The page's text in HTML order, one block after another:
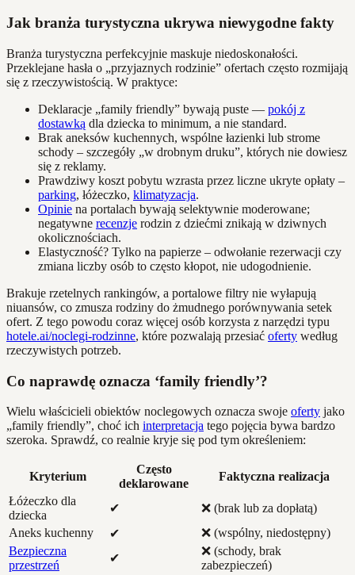
Jak branża turystyczna ukrywa niewygodne fakty
Branża turystyczna perfekcyjnie maskuje niedoskonałości.
Przeklejane hasła o „przyjaznych rodzinie” ofertach często rozmijają
się z rzeczywistością. W praktyce:
Deklaracje „family friendly” bywają puste — pokój z
dostawką dla dziecka to minimum, a nie standard.
Brak aneksów kuchennych, wspólne łazienki lub strome
schody – szczegóły „w drobnym druku”, których nie dowiesz
się z reklamy.
Prawdziwy koszt pobytu wzrasta przez liczne ukryte opłaty –
parking, łóżeczko, klimatyzacja.
Opinie na portalach bywają selektywnie moderowane;
negatywne recenzje rodzin z dziećmi znikają w dziwnych
okolicznościach.
Elastyczność? Tylko na papierze – odwołanie rezerwacji czy
zmiana liczby osób to często kłopot, nie udogodnienie.
Brakuje rzetelnych rankingów, a portalowe filtry nie wyłapują
niuansów, co zmusza rodziny do żmudnego porównywania setek
ofert. Z tego powodu coraz więcej osób korzysta z narzędzi typu
hotele.ai/noclegi-rodzinne, które pozwalają przesiać oferty według
rzeczywistych potrzeb.
Co naprawdę oznacza ‘family friendly’?
Wielu właścicieli obiektów noclegowych oznacza swoje oferty jako
„family friendly”, choć ich interpretacja tego pojęcia bywa bardzo
szeroka. Sprawdź, co realnie kryje się pod tym określeniem:
Kryterium
Często
deklarowane
Faktyczna realizacja
Łóżeczko dla
dziecka
✔
❌ (brak lub za dopłatą)
Aneks kuchenny
✔
❌ (wspólny, niedostępny)
Bezpieczna
przestrzeń
✔
❌ (schody, brak
zabezpieczeń)